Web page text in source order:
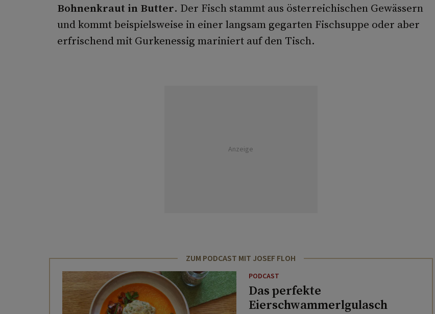
Bohnenkraut in Butter. Der Fisch stammt aus österreichischen Gewässern
und kommt beispielsweise in einer langsam gegarten Fischsuppe oder aber
erfrischend mit Gurkenessig mariniert auf den Tisch.
Anzeige
ZUM PODCAST MIT JOSEF FLOH
PODCAST
Das perfekte
Eierschwammerlgulasch